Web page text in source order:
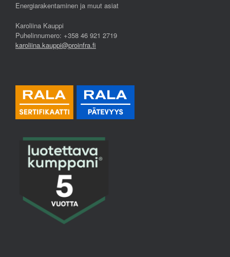
Energiarakentaminen ja muut asiat
Karoliina Kauppi
Puhelinnumero: +358 46 921 2719
karoliina.kauppi@proinfra.fi